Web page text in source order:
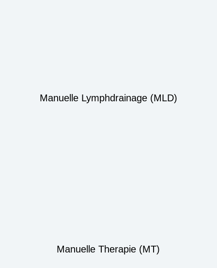
Manuelle Lymphdrainage (MLD)
Manuelle Therapie (MT)